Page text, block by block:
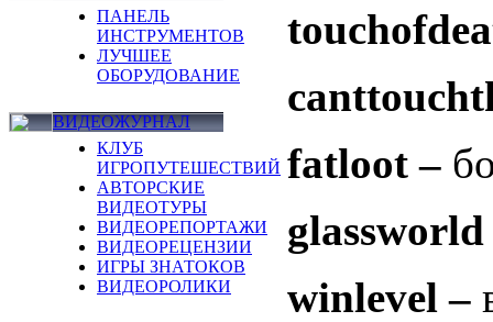
ПАНЕЛЬ
ИНСТРУМЕНТОВ
ЛУЧШЕЕ
ОБОРУДОВАНИЕ
ВИДЕОЖУРНАЛ
КЛУБ
ИГРОПУТЕШЕСТВИЙ
АВТОРСКИЕ
ВИДЕОТУРЫ
ВИДЕОРЕПОРТАЖИ
ВИДЕОРЕЦЕНЗИИ
ИГРЫ ЗНАТОКОВ
ВИДЕОРОЛИКИ
fatloot –
winlevel –